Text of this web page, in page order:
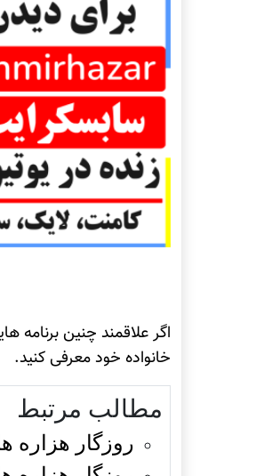
اگر علاقمند چنین برنامه
خانواده خود معرفی کنید.
مطالب مرتبط
روزگار